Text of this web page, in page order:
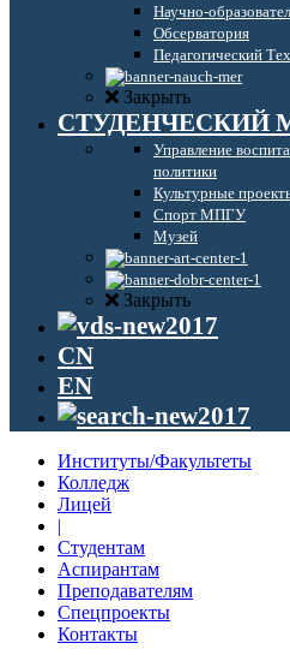
Научно-
Обсерватория
Педагогический
Закрыть
СТУДЕНЧЕСКИЙ
Управление
политики
Культурные
Спорт МПГУ
Музей
Закрыть
CN
EN
Институты/Факультеты
Колледж
Лицей
|
Студентам
Аспирантам
Преподавателям
Спецпроекты
Контакты